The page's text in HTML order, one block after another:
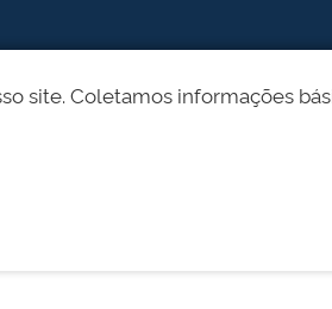
Coletamos informações